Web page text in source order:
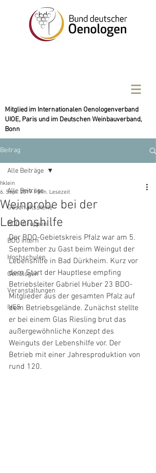
Mitglied im Internationalen Oenologenverband
UIOE, Paris und im Deutschen Weinbauverband,
Bonn
Beitrag
Alle Beiträge
Geschäftsstelle
BDO-Gruppen
BDO intern
Hochschulen
Oenologen
Veranstaltungen
IVES
Alle Beiträge
Weinprobe bei der
Lebenshilfe
hklein
6. Sept. 2019 1 Min. Lesezeit
Der BDO-Gebietskreis Pfalz war am 5.
September zu Gast beim Weingut der
Lebenshilfe in Bad Dürkheim. Kurz vor
dem Start der Hauptlese empfing
Betriebsleiter Gabriel Huber 23 BDO-
Mitglieder aus der gesamten Pfalz auf
dem Betriebsgelände. Zunächst stellte
er bei einem Glas Riesling brut das
außergewöhnliche Konzept des
Weinguts der Lebenshilfe vor. Der
Betrieb mit einer Jahresproduktion von
rund 120.